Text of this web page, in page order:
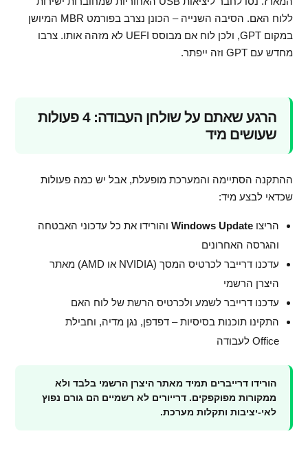
ללוח האם. הסיבה השנייה – הכונן נצרב בפורמט MBR המיושן
במקום GPT, ולכן לוח אם מבוסס UEFI לא מזהה אותו. צרבו
מחדש עם GPT וזה ייפתר.
הרגע שאתם על שולחן העבודה: 4 פעולות
שעושים מיד
ההתקנה הסתיימה והמערכת מופעלת, אבל יש כמה פעולות
שכדאי לבצע מיד:
הריצוWindows Update והורידו את כל עדכוני האבטחה
והגרסה האחרונים
עדכנו דרייבר לכרטיס המסך (NVIDIA או AMD) מאתר
היצרן הרשמי
עדכנו דרייבר לשמע ולכרטיס הרשת של לוח האם
התקינו תוכנות בסיסיות – דפדפן, נגן מדיה, וחבילת
Office לעבודה
הורידו דרייברים תמיד מאתר היצרן הרשמי בלבד ולא
ממקורות מפוקפקים. דרייורים לא רשמיים הם גורם נפוץ
לאי-יציבות ותקלות מערכת.